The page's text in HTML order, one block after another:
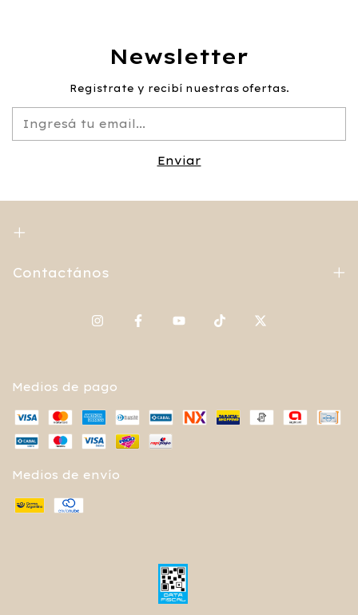
Newsletter
Registrate y recibí nuestras ofertas.
Contactános
Medios de pago
Medios de envío